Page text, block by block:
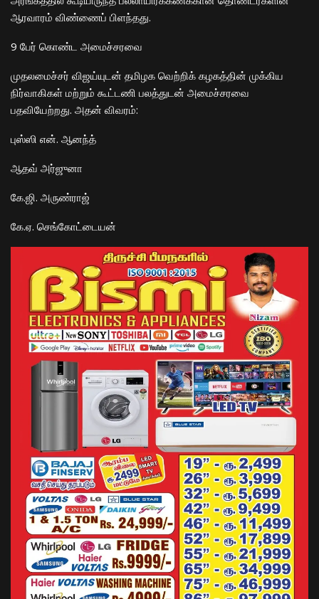
ஆரவாரம் விண்ணைப் பிளந்தது.
​9 பேர் கொண்ட அமைச்சரவை
​முதலமைச்சர் விஜய்யுடன் தமிழக வெற்றிக் கழகத்தின் முக்கிய
நிர்வாகிகள் மற்றும் கூட்டணி பலத்துடன் அமைச்சரவை
பதவியேற்றது. அதன் விவரம்:
​புஸ்ஸி என். ஆனந்த்
​ஆதவ் அர்ஜுனா
​கே.ஜி. அருண்ராஜ்
​கே.ஏ. செங்கோட்டையன்